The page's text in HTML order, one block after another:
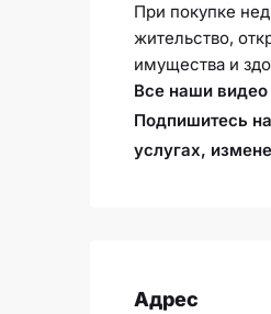
При покупке
жительство,
имущества и
Все наши видео
Подпишитесь
услугах,
Адрес